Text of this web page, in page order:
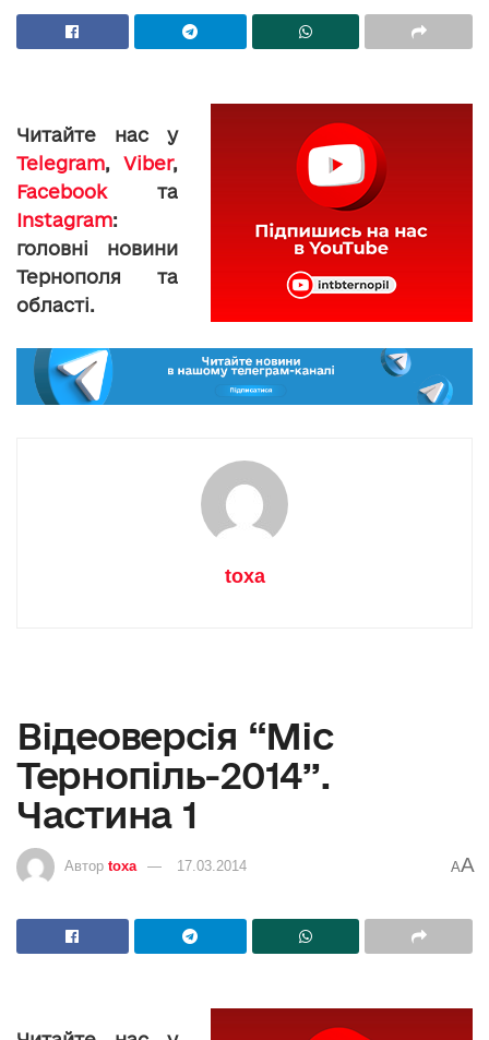
Читайте нас у
Telegram, Viber,
Facebookта
Instagram:
головні новини
Тернополя та
області.
toxa
Відеоверсія “Міс
Тернопіль-2014”.
Частина 1
Автор toxa 17.03.2014 AA